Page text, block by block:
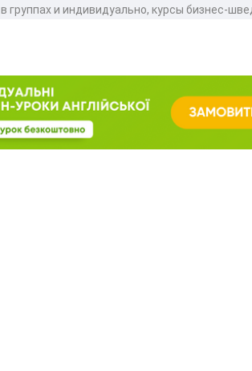
и индивидуально, курсы бизнес-